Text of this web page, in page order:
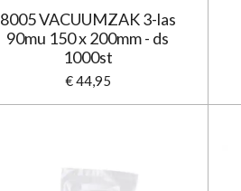
8005 VACUUMZAK 3-las
90mu 150 x 200mm - ds
1000st
€ 44,95